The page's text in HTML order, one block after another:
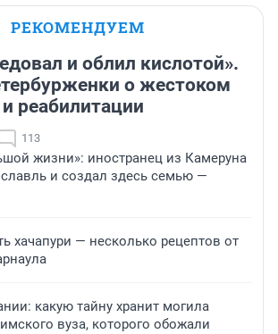
РЕКОМЕНДУЕМ
и облил кислотой».
о жестоком
реабилитации
113
жизни»: иностранец из Камеруна
и создал здесь семью —
хачапури — несколько рецептов от
какую тайну хранит могила
вуза, которого обожали